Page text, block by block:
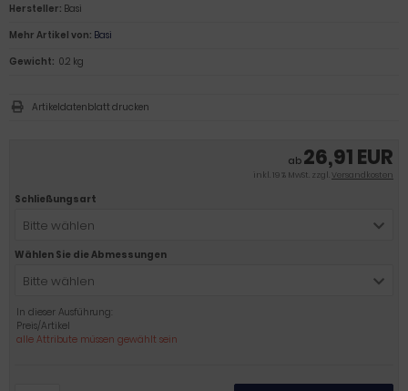
ab 26,91 EUR
inkl. 19 % MwSt. zzgl.Versandkosten
Schließungsart
Bitte wählen
Wählen Sie die Abmessungen
Bitte wählen
In dieser Ausführung:
Preis/Artikel
alle Attribute müssen gewählt sein
Hersteller: Basi
Mehr Artikel von: Basi
Gewicht: 0.2 kg
Artikeldatenblatt drucken